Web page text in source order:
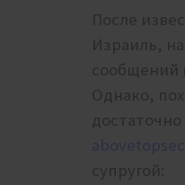
После
Израиль,
Однако,
супругой: